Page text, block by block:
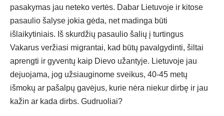
pasakymas jau neteko vertės. Dabar Lietuvoje ir kitose
pasaulio šalyse jokia gėda, net madinga būti
išlaikytiniais. Iš skurdžių pasaulio šalių į turtingus
Vakarus veržiasi migrantai, kad būtų pavalgydinti, šiltai
aprengti ir gyventų kaip Dievo užantyje. Lietuvoje jau
dejuojama, jog užsiauginome sveikus, 40-45 metų
išmokų ar pašalpų gavėjus, kurie nėra niekur dirbę ir jau
kažin ar kada dirbs. Gudruoliai?